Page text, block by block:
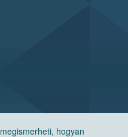
megismerheti, hogyan